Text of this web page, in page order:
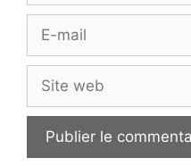
Site
web